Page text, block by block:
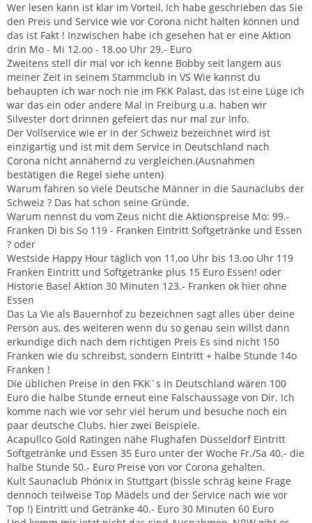
Wer lesen kann ist klar im Vorteil, Ich habe geschrieben das Sie
den Preis und Service wie vor Corona nicht halten können und
das ist Fakt ! Inzwischen habe ich gesehen hat er eine Aktion
drin Mo - Mi 12.oo - 18.oo Uhr 29.- Euro
Zweitens stell dir mal vor ich kenne Bobby seit langem aus
meiner Zeit in seinem Stammclub in VS Wie kannst du
behaupten ich war noch nie im FKK Palast, das ist eine Lüge ich
war das ein oder andere Mal in Freiburg u.a. haben wir
Silvester dort drinnen gefeiert das nur mal zur Info.
Der Vollservice wie er in der Schweiz bezeichnet wird ist
einzigartig und ist mit dem Service in Deutschland nach
Corona nicht annähernd zu vergleichen.(Ausnahmen
bestätigen die Regel siehe unten)
Warum fahren so viele Deutsche Männer in die Saunaclubs der
Schweiz ? Das hat schon seine Gründe.
Warum nennst du vom Zeus nicht die Aktionspreise Mo: 99.-
Franken Di bis So 119 - Franken Eintritt Softgetränke und Essen
? oder
Westside Happy Hour täglich von 11,oo Uhr bis 13.oo Uhr 119
Franken Eintritt und Softgetränke plus 15 Euro Essen! oder
Historie Basel Aktion 30 Minuten 123.- Franken ok hier ohne
Essen
Das La Vie als Bauernhof zu bezeichnen sagt alles über deine
Person aus, des weiteren wenn du so genau sein willst dann
erkundige dich nach dem richtigen Preis Es sind nicht 150
Franken wie du schreibst, sondern Eintritt + halbe Stunde 14o
Franken !
Die üblichen Preise in den FKK`s in Deutschland wären 100
Euro die halbe Stunde erneut eine Falschaussage von Dir. Ich
komme nach wie vor sehr viel herum und besuche noch ein
paar deutsche Clubs. hier zwei Beispiele.
Acapullco Gold Ratingen nähe Flughafen Düsseldorf Eintritt
Softgetränke und Essen 35 Euro unter der Woche Fr./Sa 40.- die
halbe Stunde 50.- Euro Preise von vor Corona gehalten.
Kult Saunaclub Phönix in Stuttgart (bissle schräg keine Frage
dennoch teilweise Top Mädels und der Service nach wie vor
Top !) Eintritt und Getränke 40.- Euro 30 Minuten 60 Euro